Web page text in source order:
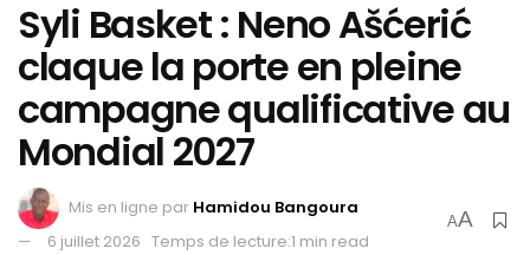
Syli Basket : Neno Ašćerić
claque la porte en pleine
campagne qualificative au
Mondial 2027
Mis en ligne par Hamidou Bangoura
6 juillet 2026 Temps de lecture:1 min read
AA